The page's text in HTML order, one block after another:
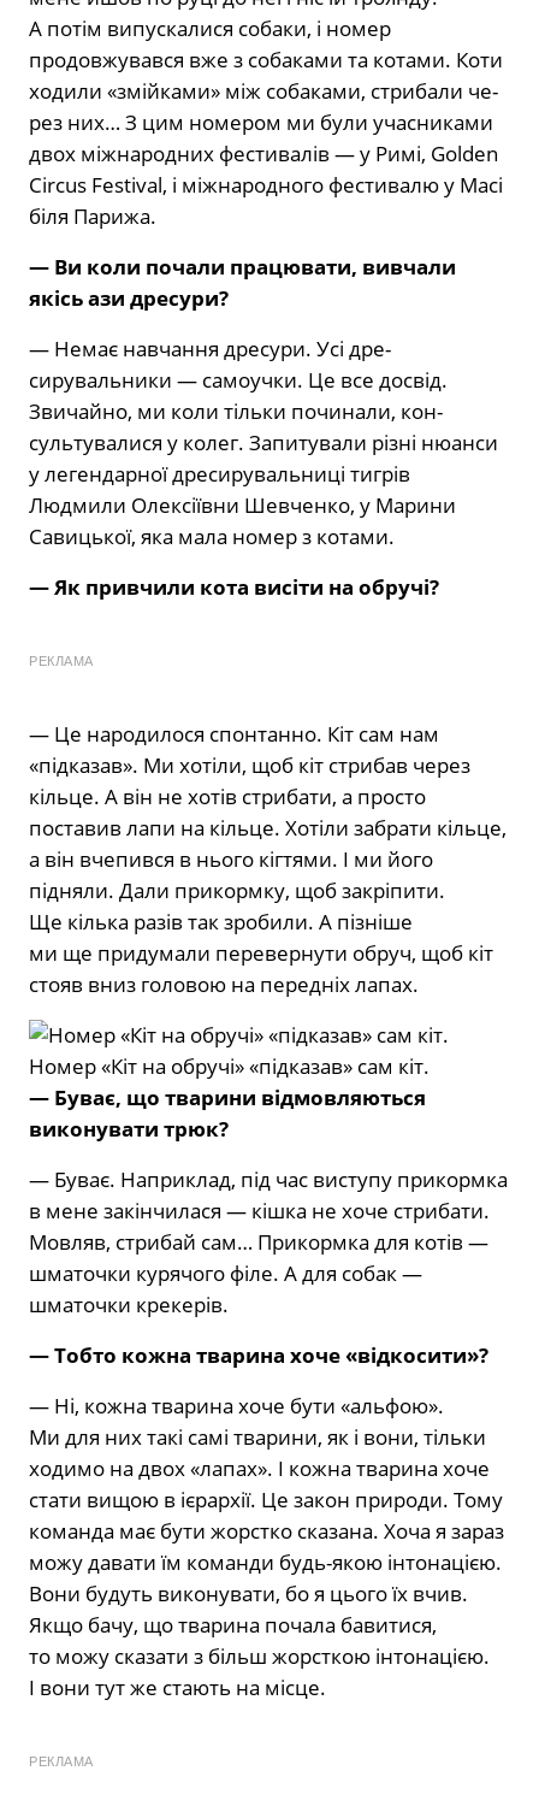
А потім випуска­лися собаки, і номер
продовжувався вже з собаками та котами. Коти
ходили «змійками» між собаками, стрибали че­
рез них… З цим номером ми були учас­никами
двох міжнародних фестивалів — у Римі, Golden
Circus Festival, і міжна­родного фестивалю у Масі
біля Парижа.
— Ви коли почали працювати, ви­вчали
якісь ази дресури?
— Немає навчання дресури. Усі дре­
сирувальники — самоучки. Це все досвід.
Звичайно, ми коли тільки починали, кон­
сультувалися у колег. Запитували різні нюанси
у легендарної дресирувальниці тигрів
Людмили Олексіївни Шевченко, у Марини
Савицької, яка мала номер з ко­тами.
— Як привчили кота висіти на обру­чі?
РЕКЛАМА
— Це народилося спонтанно. Кіт сам нам
«підказав». Ми хотіли, щоб кіт стри­бав через
кільце. А він не хотів стрибати, а просто
поставив лапи на кільце. Хоті­ли забрати кільце,
а він вчепився в ньо­го кігтями. І ми його
підняли. Дали при­кормку, щоб закріпити.
Ще кілька разів так зробили. А пізніше
ми ще придумали перевернути обруч, щоб кіт
стояв вниз головою на передніх лапах.
Номер «Кіт на обручі» «підказав» сам кіт.
— Буває, що тварини відмовляють­ся
виконувати трюк?
— Буває. Наприклад, під час висту­пу прикормка
в мене закінчилася — кіш­ка не хоче стрибати.
Мовляв, стрибай сам… Прикормка для котів —
шматочки курячого філе. А для собак —
шматочки крекерів.
— Тобто кожна тварина хоче «відко­сити»?
— Ні, кожна тварина хоче бути «аль­фою».
Ми для них такі самі тварини, як і вони, тільки
ходимо на двох «лапах». І кожна тварина хоче
стати вищою в іє­рархії. Це закон природи. Тому
команда має бути жорстко сказана. Хоча я зараз
можу давати їм команди будь-якою ін­тонацією.
Вони будуть виконувати, бо я цього їх вчив.
Якщо бачу, що тварина по­чала бавитися,
то можу сказати з більш жорсткою інтонацією.
І вони тут же ста­ють на місце.
РЕКЛАМА